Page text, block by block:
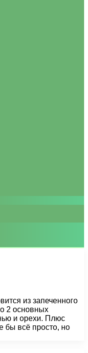
из запеченного
2 основных
и орехи. Плюс
бы всё просто, но